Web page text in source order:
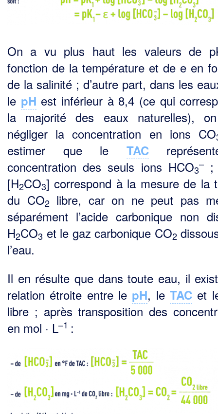
On a vu plus haut les valeurs de
fonction de la température et de e en
de la salinité ; d’autre part, dans les
le pH est inférieur à 8,4 (ce qui
la majorité des eaux naturelles),
négliger la concentration en ions CO
estimer que le TAC
concentration des seuls ions HCO3
–;
[H2CO3] correspond à la mesure de la
du CO2libre, car on ne peut pas
sépa­rément l’acide carbonique non
H2CO3 et le gaz carbonique CO2
l’eau.
Il en résulte que dans toute eau, il
relation étroite entre le pH, leTAC et
libre ; après trans­position des
en mol · L–1 :